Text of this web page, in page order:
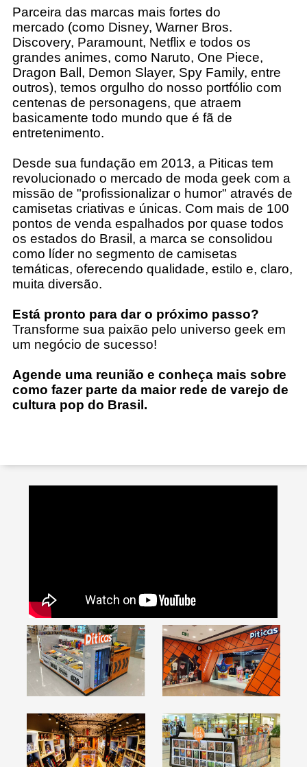
Parceira das marcas mais fortes do
mercado (como Disney, Warner Bros.
Discovery, Paramount, Netflix e todos os
grandes animes, como Naruto, One Piece,
Dragon Ball, Demon Slayer, Spy Family, entre
outros), temos orgulho do nosso portfólio com
centenas de personagens, que atraem
basicamente todo mundo que é fã de
entretenimento.
Desde sua fundação em 2013, a Piticas tem
revolucionado o mercado de moda geek com a
missão de "profissionalizar o humor" através de
camisetas criativas e únicas. Com mais de 100
pontos de venda espalhados por quase todos
os estados do Brasil, a marca se consolidou
como líder no segmento de camisetas
temáticas, oferecendo qualidade, estilo e, claro,
muita diversão.
Está pronto para dar o próximo passo?
Transforme sua paixão pelo universo geek em
um negócio de sucesso!
Agende uma reunião e conheça mais sobre
como fazer parte da maior rede de varejo de
cultura pop do Brasil.